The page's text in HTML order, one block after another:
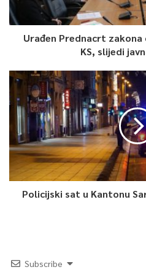
Urađen Prednacrt
KS, slijedi
Policijski sat u Kantonu
Subscribe